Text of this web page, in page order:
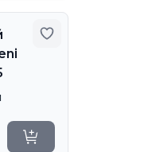
Добавить в
Уточнить сроки